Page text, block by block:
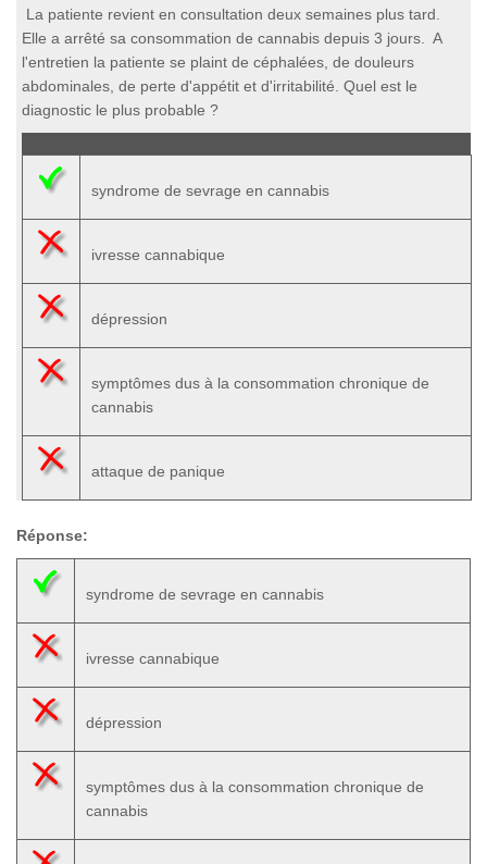
La patiente revient en consultation deux semaines plus tard.
Elle a arrêté sa consommation de cannabis depuis 3 jours. A
l'entretien la patiente se plaint de céphalées, de douleurs
abdominales, de perte d'appétit et d'irritabilité. Quel est le
diagnostic le plus probable ?
syndrome de sevrage en cannabis
ivresse cannabique
dépression
symptômes dus à la consommation chronique de
cannabis
attaque de panique
Réponse:
syndrome de sevrage en cannabis
ivresse cannabique
dépression
symptômes dus à la consommation chronique de
cannabis